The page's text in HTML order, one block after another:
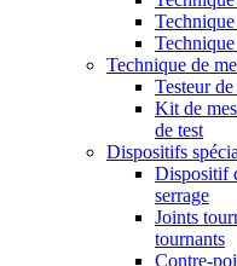
Technique de
Testeur
Kit de
de test
Dispositifs
Dispositif
serrage
Joints
tournants
Contre-